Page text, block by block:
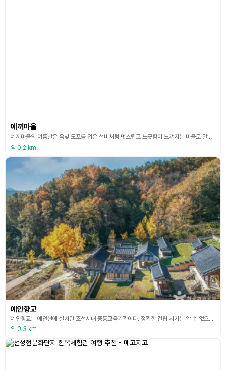
예끼마을
예끼마을의 여름날은 옥빛 도포를 입은 선비처럼 멋스럽고 느긋함이 느껴지는 마을로 알록달록한 벽화로 꾸민 골목길, 지역 작가의 작품을 감상할 수 있는 갤러리, 달콤한 잠을 보장하는 한옥체험관까지 다양한 재미를 느낄 수 있다. 옛 건물을 갤러리, 한옥 카페, 인포메이션 센터로 꾸미고 마을 곳곳에 예술적인 손길을 더해 ‘예(藝)끼 마을’로 부른다. 한옥체험관이 들어서고 최근에는 선성현문화단지까지 문을 열어 새로운 관광명소로 부상하고 있다. 예끼 마을의 가장
약 0.2 km
예안향교
예안향교는 예안현에 설치된 조선시대 중등교육기관이다. 정확한 건립 시기는 알 수 없으나, 1601년(선조 34)에 중수하였고, 1745년(영조 21)에 크게 고쳐세웠다. 경내에는 대성전, 명륜당, 전사청, 과 동재와 서재 등과 부속 건물인 고직사가 있다. 대성전은 정면 3칸, 측면 3칸의 맞배지붕 건물로 공자를 위시한 한국과 중국의 성현들을 배향하고 있으며, 명륜당은 정면 2칸, 측면 3칸의 팔작지붕 건물로 유학을 가르치고 공부하던 곳이다. 전사청은
약 0.3 km